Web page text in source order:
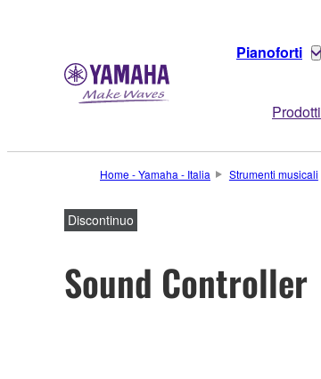
Pianoforti
Prodotti
Home - Yamaha - Italia Strumenti musicali
Discontinuo
Sound Controller